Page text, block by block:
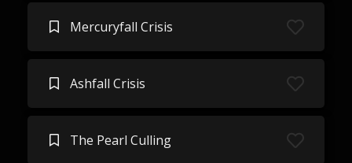
Mercuryfall Crisis
Ashfall Crisis
The Pearl Culling